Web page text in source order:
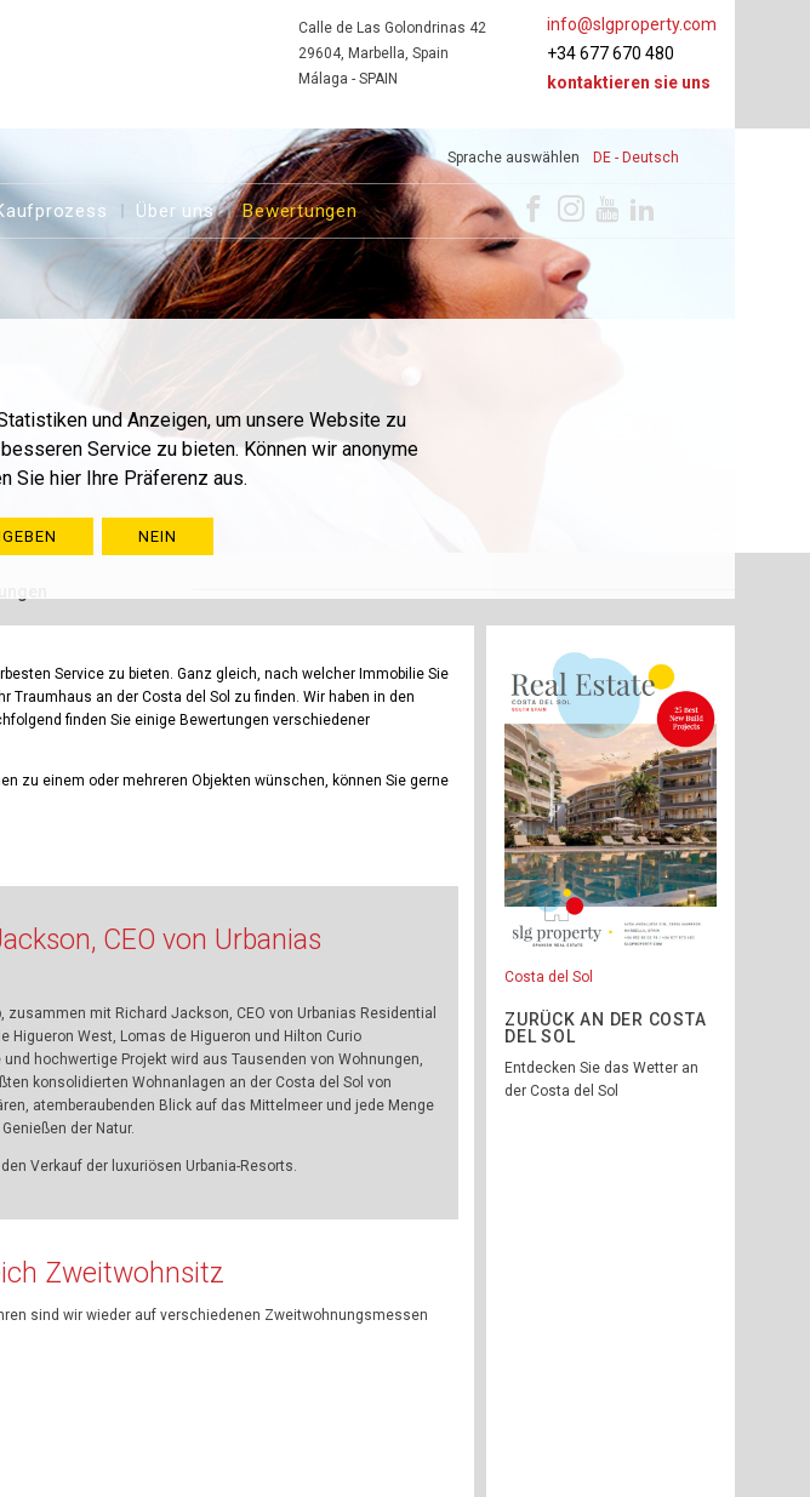
und Anzeigen, um unsere Website zu
Service zu bieten. Können wir anonyme
Sie hier Ihre Präferenz aus.
NEIN
Sprache auswählen DE - Deutsch
info@slgproperty.com
+34 677 670 480
kontaktieren sie uns
Calle de Las Golondrinas 42
29604, Marbella, Spain
Málaga - SPAIN
Über uns Bewertungen
Service zu bieten. Ganz gleich, nach welcher Immobilie Sie
Traumhaus an der Costa del Sol zu finden. Wir haben in den
finden Sie einige Bewertungen verschiedener
zu einem oder mehreren Objekten wünschen, können Sie gerne
CEO von Urbanias
zusammen mit Richard Jackson, CEO von Urbanias Residential
Higueron West, Lomas de Higueron und Hilton Curio
hochwertige Projekt wird aus Tausenden von Wohnungen,
konsolidierten Wohnanlagen an der Costa del Sol von
atemberaubenden Blick auf das Mittelmeer und jede Menge
der Natur.
Verkauf der luxuriösen Urbania-Resorts.
Zweitwohnsitz
sind wir wieder auf verschiedenen Zweitwohnungsmessen
Costa del Sol
ZURÜCK AN DER COSTA
DEL SOL
Entdecken Sie das Wetter an
der Costa del Sol